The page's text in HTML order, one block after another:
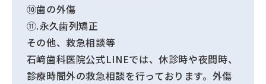
⑩歯の外傷
⑪.永久歯列矯正
その他、救急相談等
石﨑歯科医院公式LINEでは、休診時や夜間時、
診療時間外の救急相談を行っております。外傷